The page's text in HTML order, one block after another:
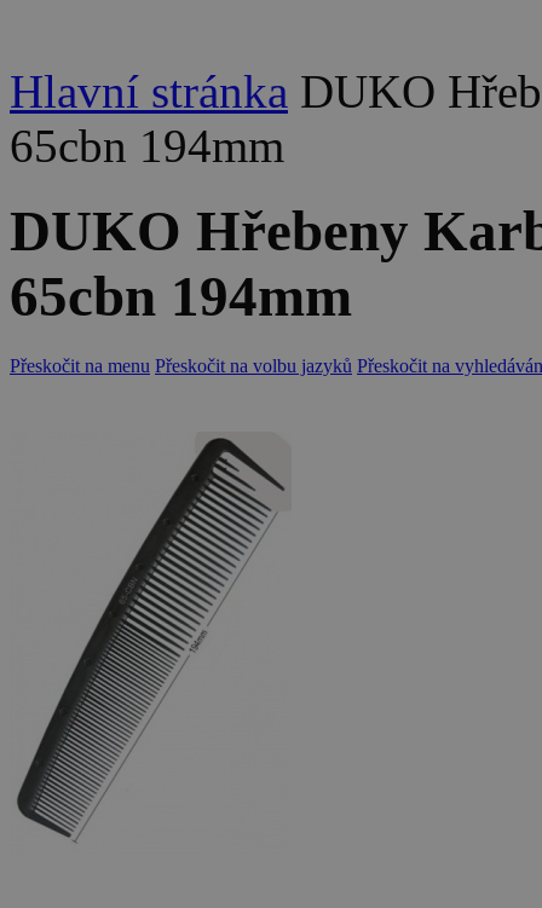
Hlavní stránka DUKO
65cbn 194mm
DUKO Hřebeny
65cbn 194mm
Přeskočit na menu Přeskočit na volbu jazyků Přeskočit na